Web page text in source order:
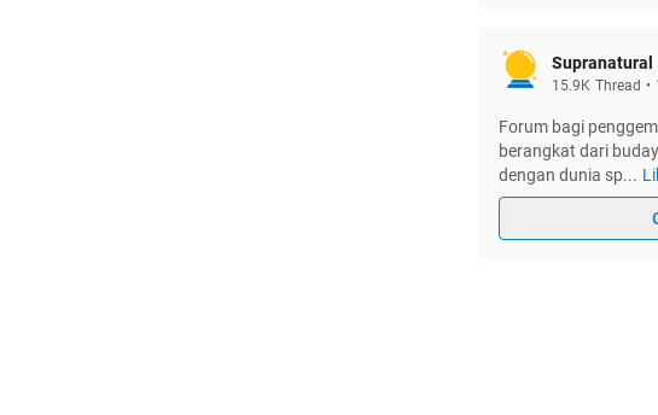
Supranatural
15.9K Thread •
Forum bagi
berangkat dari
dengan dunia sp...